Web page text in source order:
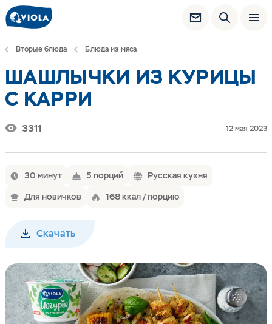
Вторые блюда Блюда из мяса
ШАШЛЫЧКИ ИЗ КУРИЦЫ
С КАРРИ
3311 12 мая 2023
30 минут 5 порций
Русская кухня
Для новичков
168 ккал / порцию
Скачать